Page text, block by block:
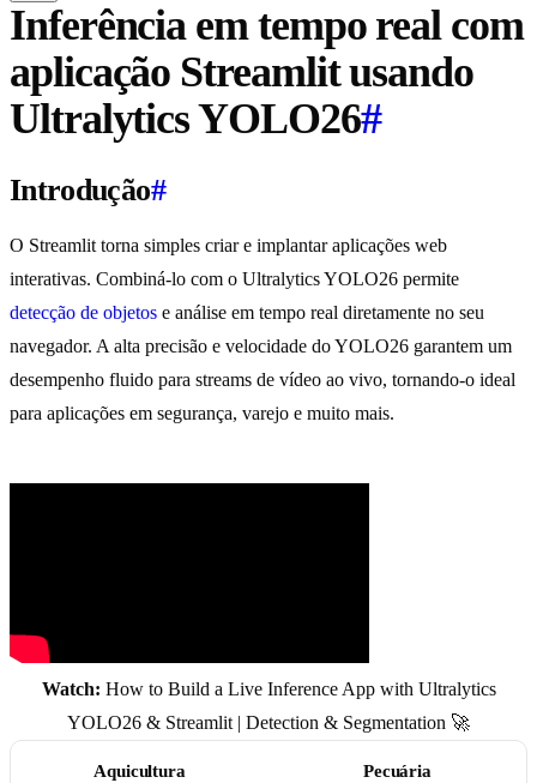
Inferência em tempo real com
aplicação Streamlit usando
Ultralytics YOLO26#
Introdução#
O Streamlit torna simples criar e implantar aplicações web
interativas. Combiná-lo com o Ultralytics YOLO26 permite
detecção de objetos e análise em tempo real diretamente no seu
navegador. A alta precisão e velocidade do YOLO26 garantem um
desempenho fluido para streams de vídeo ao vivo, tornando-o ideal
para aplicações em segurança, varejo e muito mais.
Watch: How to Build a Live Inference App with Ultralytics
YOLO26 & Streamlit | Detection & Segmentation 🚀
Aquicultura Pecuária